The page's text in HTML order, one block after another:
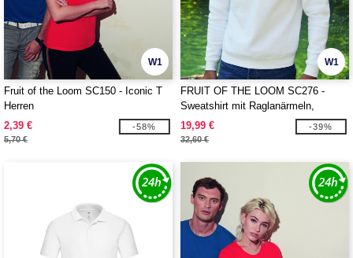
W1
Fruit of the Loom SC150 - Iconic T
Herren
2,39 €
5,70 €
-58%
W1
FRUIT OF THE LOOM SC276 -
Sweatshirt mit Raglanärmeln,
Kragen mit Reißverschluss
19,99 €
32,60 €
-39%